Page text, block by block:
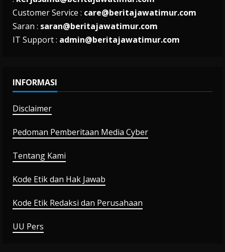
Customer Service : care@beritajawatimur.com
Saran : saran@beritajawatimur.com
IT Support : admin@beritajawatimur.com
INFORMASI
Disclaimer
Pedoman Pemberitaan Media Cyber
Tentang Kami
Kode Etik dan Hak Jawab
Kode Etik Redaksi dan Perusahaan
UU Pers